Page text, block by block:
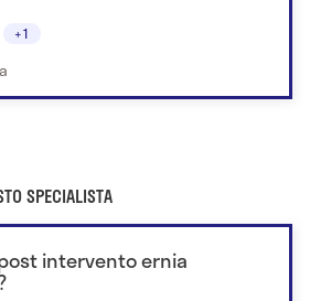
+1
SPECIALISTA
intervento ernia